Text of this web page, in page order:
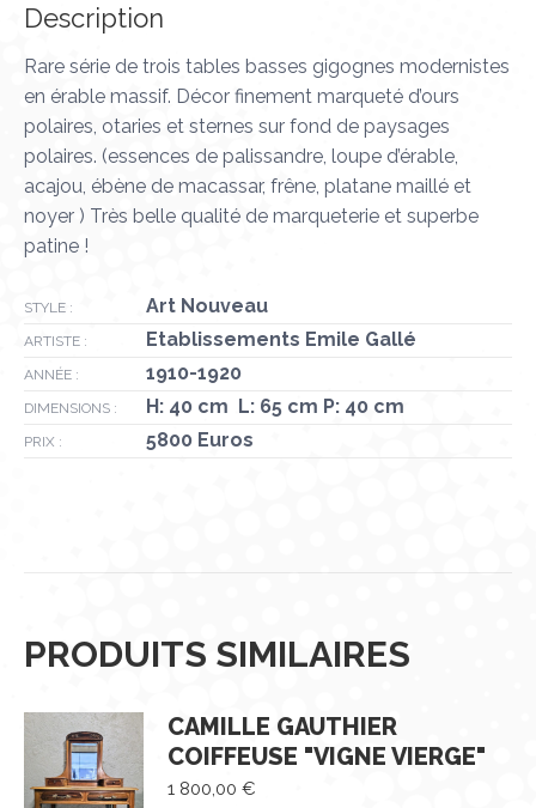
Description
Rare série de trois tables basses gigognes modernistes
en érable massif. Décor finement marqueté d’ours
polaires, otaries et sternes sur fond de paysages
polaires. (essences de palissandre, loupe d’érable,
acajou, ébène de macassar, frêne, platane maillé et
noyer ) Très belle qualité de marqueterie et superbe
patine !
STYLE : Art Nouveau
ARTISTE : Etablissements Emile Gallé
ANNÉE : 1910-1920
DIMENSIONS : H: 40 cm L: 65 cm P: 40 cm
PRIX : 5800 Euros
PRODUITS SIMILAIRES
CAMILLE GAUTHIER
COIFFEUSE "VIGNE VIERGE"
1 800,00 €